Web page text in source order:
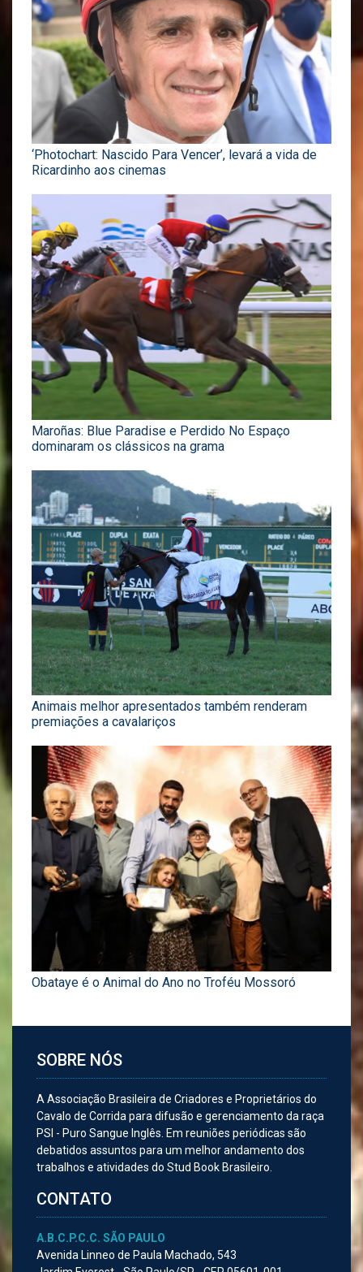
‘Photochart: Nascido Para Vencer’, levará a vida de
Ricardinho aos cinemas
Maroñas: Blue Paradise e Perdido No Espaço
dominaram os clássicos na grama
Animais melhor apresentados também renderam
premiações a cavalariços
Obataye é o Animal do Ano no Troféu Mossoró
SOBRE NÓS
A Associação Brasileira de Criadores e Proprietários do
Cavalo de Corrida para difusão e gerenciamento da raça
PSI - Puro Sangue Inglês. Em reuniões periódicas são
debatidos assuntos para um melhor andamento dos
trabalhos e atividades do Stud Book Brasileiro.
CONTATO
A.B.C.P.C.C. SÃO PAULO
Avenida Linneo de Paula Machado, 543